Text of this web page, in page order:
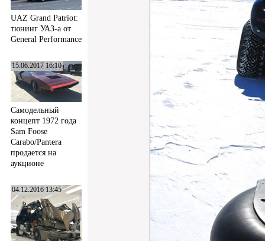
UAZ Grand Patriot:
тюнинг УАЗ-а от
General Performance
15.06.2017 16:10
Самодельный
концепт 1972 года
Sam Foose
Carabo/Pantera
продается на
аукционе
04.12.2016 13:45